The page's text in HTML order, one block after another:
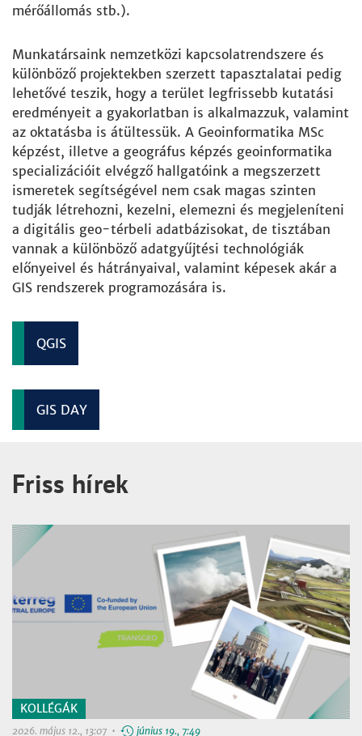
mérőállomás stb.).
Munkatársaink nemzetközi kapcsolatrendszere és
különböző projektekben szerzett tapasztalatai pedig
lehetővé teszik, hogy a terület legfrissebb kutatási
eredményeit a gyakorlatban is alkalmazzuk, valamint
az oktatásba is átültessük. A Geoinformatika MSc
képzést, illetve a geográfus képzés geoinformatika
specializációit elvégző hallgatóink a megszerzett
ismeretek segítségével nem csak magas szinten
tudják létrehozni, kezelni, elemezni és megjeleníteni
a digitális geo-térbeli adatbázisokat, de tisztában
vannak a különböző adatgyűjtési technológiák
előnyeivel és hátrányaival, valamint képesek akár a
GIS rendszerek programozására is.
QGIS
GIS DAY
Friss hírek
KOLLÉGÁK
2026. május 12., 13:07 • június 19., 7:49